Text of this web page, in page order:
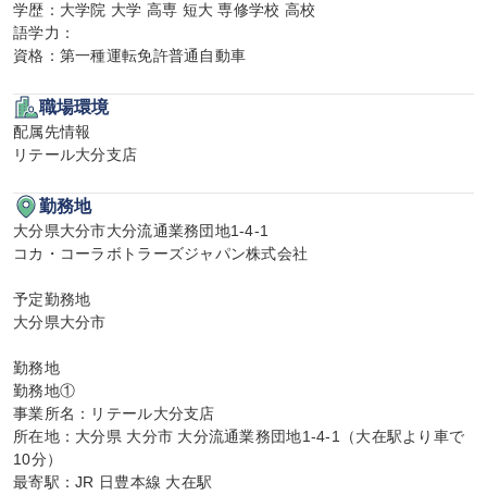
学歴：大学院 大学 高専 短大 専修学校 高校
語学力：
資格：第一種運転免許普通自動車
職場環境
配属先情報
リテール大分支店
勤務地
大分県大分市大分流通業務団地1-4-1
コカ・コーラボトラーズジャパン株式会社
予定勤務地
大分県大分市
勤務地
勤務地①
事業所名：リテール大分支店
所在地：大分県 大分市 大分流通業務団地1-4-1（大在駅より車で
10分）
最寄駅：JR 日豊本線 大在駅